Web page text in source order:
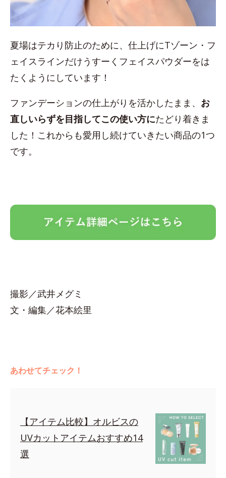
夏場はテカり防止のために、仕上げにTゾーン・フ
ェイスラインだけうすーくフェイスパウダーをは
たくようにしています！
ファンデーションの仕上がりを活かしたまま、 お
直しいらずを目指してこの使い方にたどり着きま
した！これからも愛用し続けていきたい商品の1つ
です。
撮影／武井メグミ
文・編集／花本絵里
あわせてチェック！
【アイテム比較】オルビスの
UVカットアイテムおすすめ14
選